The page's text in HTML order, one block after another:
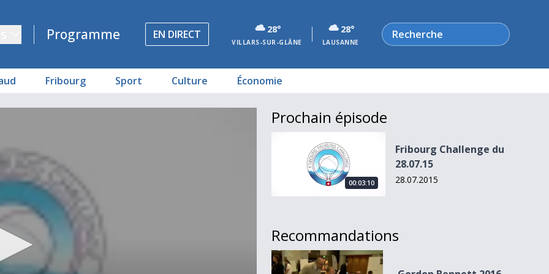
Programme EN DIRECT 28°
VILLARS-SUR-GLÂNE
28°
LAUSANNE
Rechercher
Fribourg Sport Culture Économie
Prochain épisode
00:03:10
Fribourg Challenge du
28.07.15
28.07.2015
Recommandations
Gordon Bennett 2016